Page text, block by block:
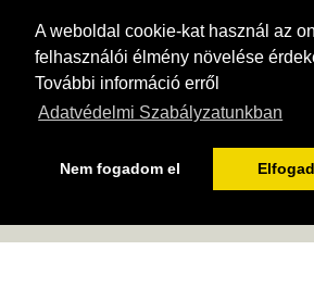
A weboldal cookie-kat használ az
felhasználói élmény növelése
További információ erről
Adatvédelmi Szabályzatunkban
Nem fogadom el
Tudj meg többet városodról! Hírek,
menü, cégek…. és minden, ami Rábaköz
MÉDIAAJÁNLÓ ADATVÉDELEM IMPRESSZUM